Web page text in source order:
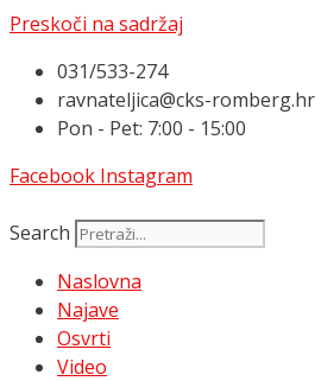
Preskoči na sadržaj
031/533-274
ravnateljica@cks-romberg.hr
Pon - Pet: 7:00 - 15:00
Facebook Instagram
Search
Naslovna
Najave
Osvrti
Video